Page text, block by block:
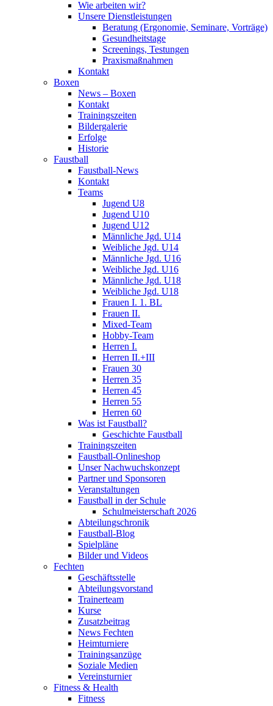
Wie arbeiten wir?
Unsere Dienstleistungen
Beratung (Ergonomie, Seminare, Vorträge)
Gesundheitstage
Screenings, Testungen
Praxismaßnahmen
Kontakt
Boxen
News – Boxen
Kontakt
Trainingszeiten
Bildergalerie
Erfolge
Historie
Faustball
Faustball-News
Kontakt
Teams
Jugend U8
Jugend U10
Jugend U12
Männliche Jgd. U14
Weibliche Jgd. U14
Männliche Jgd. U16
Weibliche Jgd. U16
Männliche Jgd. U18
Weibliche Jgd. U18
Frauen I. 1. BL
Frauen II.
Mixed-Team
Hobby-Team
Herren I.
Herren II.+III
Frauen 30
Herren 35
Herren 45
Herren 55
Herren 60
Was ist Faustball?
Geschichte Faustball
Trainingszeiten
Faustball-Onlineshop
Unser Nachwuchskonzept
Partner und Sponsoren
Veranstaltungen
Faustball in der Schule
Schulmeisterschaft 2026
Abteilungschronik
Faustball-Blog
Spielpläne
Bilder und Videos
Fechten
Geschäftsstelle
Abteilungsvorstand
Trainerteam
Kurse
Zusatzbeitrag
News Fechten
Heimturniere
Trainingsanzüge
Soziale Medien
Vereinsturnier
Fitness & Health
Fitness